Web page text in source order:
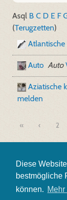
Diese
bestmögliche
können.
Asql B C D E F
(Terugzetten)
Auto Auto
Aziatische
melden
« 2